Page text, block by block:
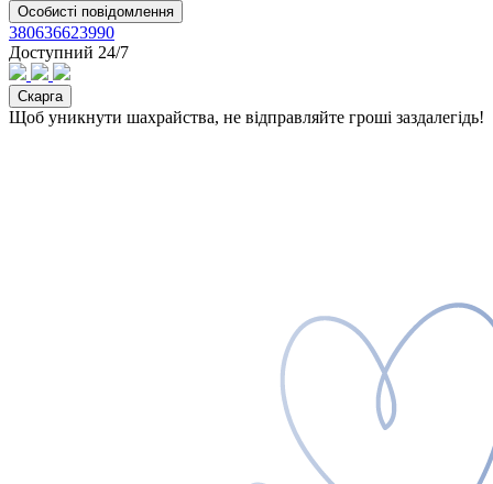
Особисті повідомлення
380636623990
Доступний 24/7
Скарга
Щоб уникнути шахрайства, не відправляйте гроші заздалегідь!